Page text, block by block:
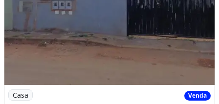
Imagem: Qr 827 Ótimo Prédio com 6 Apartamentos
Casa Venda